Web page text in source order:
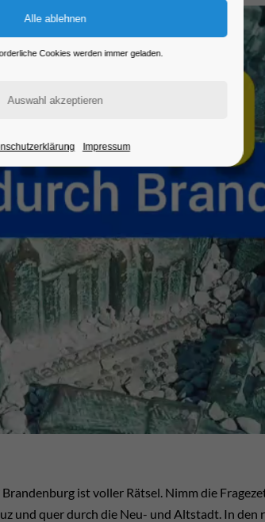
ist voller Rätsel. Nimm die
und quer durch die Neu- und Altstadt. In
Cookies werden immer geladen.
Impressum